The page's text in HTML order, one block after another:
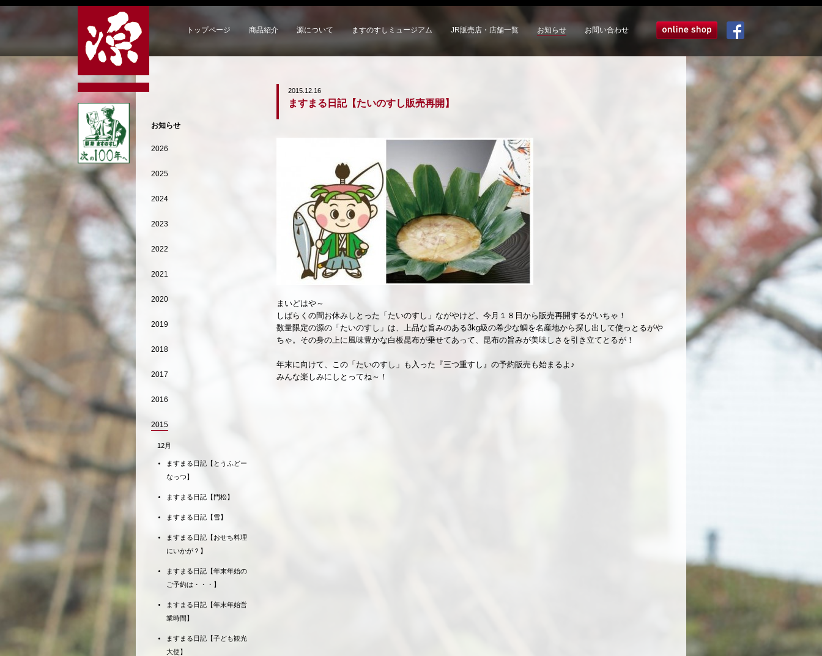
トップページ 商品紹介 源について ますのすしミュージアム JR販売店・店舗一覧 お知らせ お問い合わせ オンラインショップ
2015.12.16
ますまる日記【たいのすし販売再開】
まいどはや～
しばらくの間お休みしとった「たいのすし」ながやけど、今月１８日から販売再開するがいちゃ！
数量限定の源の「たいのすし」は、上品な旨みのある3kg級の希少な鯛を名産地から探し出して使っとるがや
ちゃ。その身の上に風味豊かな白板昆布が乗せてあって、昆布の旨みが美味しさを引き立てとるが！
年末に向けて、この「たいのすし」も入った『三つ重すし』の予約販売も始まるよ♪
みんな楽しみにしとってね～！
お知らせ
2026
2025
2024
2023
2022
2021
2020
2019
2018
2017
2016
2015
12月
ますまる日記【とうふどー
なっつ】
ますまる日記【門松】
ますまる日記【雪】
ますまる日記【おせち料理
にいかが？】
ますまる日記【年末年始の
ご予約は・・・】
ますまる日記【年末年始営
業時間】
ますまる日記【子ども観光
大使】